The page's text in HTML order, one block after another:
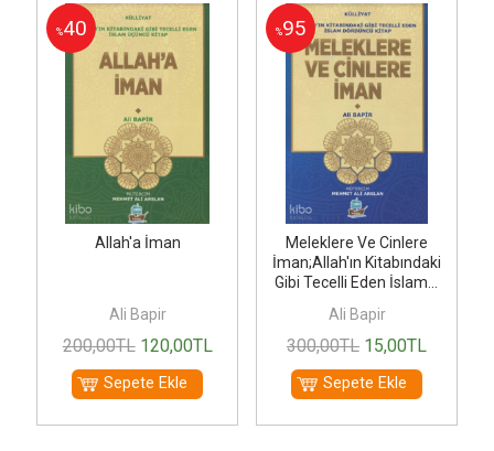
%40
Allah'a İman
Ali Bapir
200,00TL 120,00TL
Sepete Ekle
%95
Meleklere Ve Cinlere
İman;Allah'ın Kitabındaki
Gibi Tecelli Eden İslam...
Ali Bapir
300,00TL 15,00TL
Sepete Ekle